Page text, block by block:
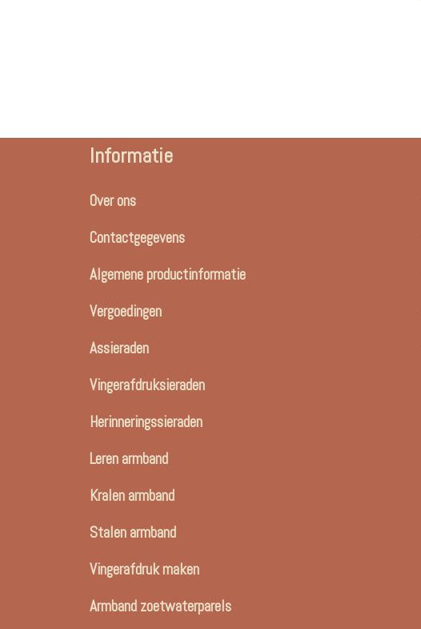
Informatie
Over ons
Contactgegevens
Algemene productinformatie
Vergoedingen
Assieraden
Vingerafdruksieraden
Herinneringssieraden
Leren armband
Kralen armband
Stalen armband
Vingerafdruk maken
Armband zoetwaterparels